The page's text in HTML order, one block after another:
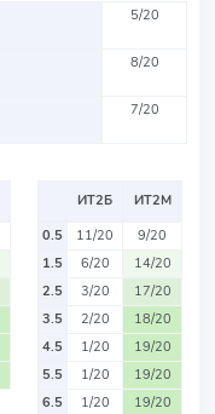
5/20
8/20
7/20
ИТ2Б
ИТ2М
0.5
11/20
9/20
1.5
6/20
14/20
2.5
3/20
17/20
3.5
2/20
18/20
4.5
1/20
19/20
5.5
1/20
19/20
6.5
1/20
19/20